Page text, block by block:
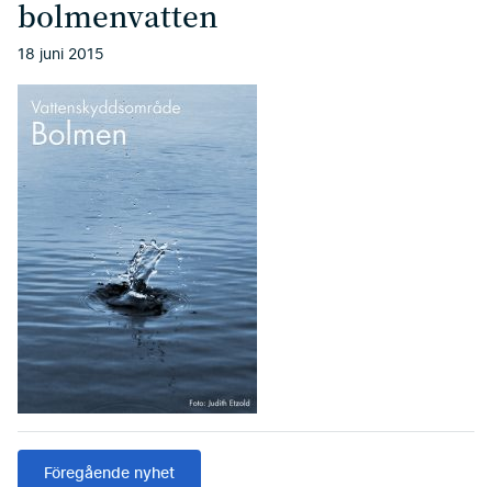
bolmenvatten
18 juni 2015
Föregående nyhet